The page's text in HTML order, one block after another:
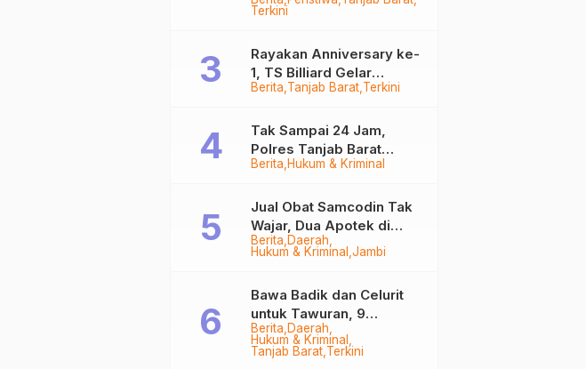
Terkini
Berita Tanjab Barat Terkini
Rayakan Anniversary ke-
1, TS Billiard Gelar
Turnamen 9 Ball
Berita Hukum & Kriminal
Tak Sampai 24 Jam,
Polres Tanjab Barat
Ringkus Komplotan
Tungkal
Berita Daerah
Hukum & Kriminal Jambi
Jual Obat Samcodin Tak
Wajar, Dua Apotek di
Tanjab Barat Disegel
Berita Daerah
Hukum & Kriminal
Tanjab Barat Terkini
Bawa Badik dan Celurit
untuk Tawuran, 9
Anggota Geng Motor di
Tanjab Barat Diringkus